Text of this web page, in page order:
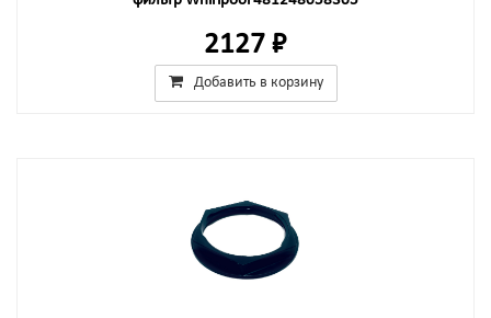
2127 ₽
Добавить в корзину